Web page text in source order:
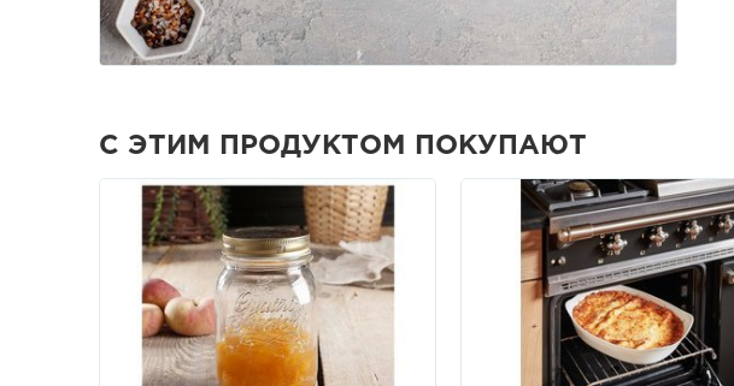
С ЭТИМ ПРОДУКТОМ ПОКУПАЮТ